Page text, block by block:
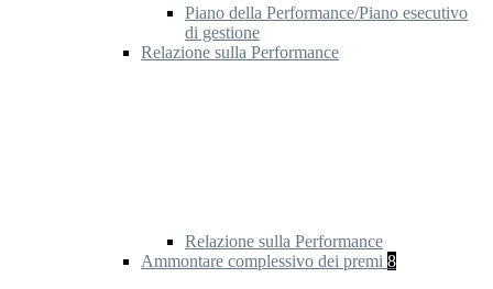
Piano della Performance/Piano esecutivo
di gestione
Relazione sulla Performance
Relazione sulla Performance
Ammontare complessivo dei premi 8